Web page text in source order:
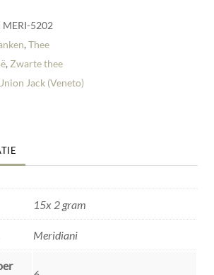
MERI-5202
,Thee
, Zwarte thee
Jack (Veneto)
15x 2 gram
Meridiani